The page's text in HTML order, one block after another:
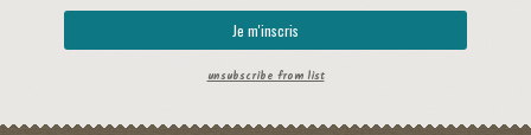
unsubscribe from list